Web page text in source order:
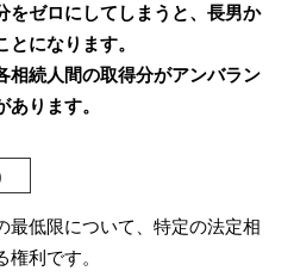
をゼロにしてしまうと、長男か
になります。
相続人間の取得分がアンバラン
ります。
最低限について、特定の法定相
利です。